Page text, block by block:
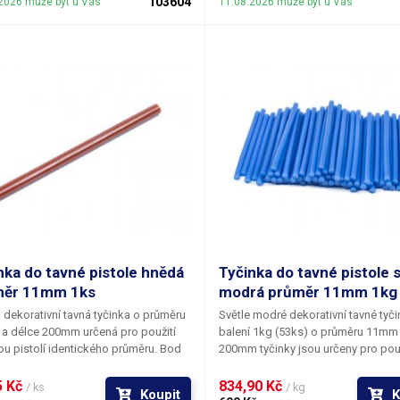
výbornou přilnavostí k všem
všem běžným povrchům a
do tavné pistole hnědá
11mm 1ks
dekorativní tavná tyčinka o průměru
a délce 200mm určená pro použití
pistolí identického průměru. Bod
lepených spojů činní 64°C. Tato
Kč / ks Koupit
Tyčinka do tavné pistole
modrá průměr 11mm 1kg
Světle modré dekorativní tavné
balení 1kg (53ks) o průměru
200mm tyčinky jsou určeny pro
měknutí tavného materiálu je 83°C.
834,90 Kč / kg